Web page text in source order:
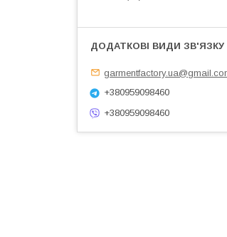
+380959098460
+380959098460